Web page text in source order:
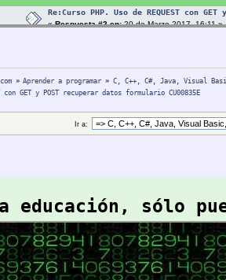
Re:Curso PHP. Uso de REQUEST con GET
«Respuesta #2 en:20 de Marzo 2017, 16:11 »
» Aprender a programar » C, C++, C#, Java, Visual
con GET y POST recuperar datos formulario CU00835E
Ir a:
educación, sólo
Abraham Lincoln (1808-1865)
Desde 2006 comprometidos